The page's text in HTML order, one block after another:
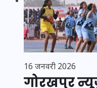
16 जनवरी 2026
गोरखपुर